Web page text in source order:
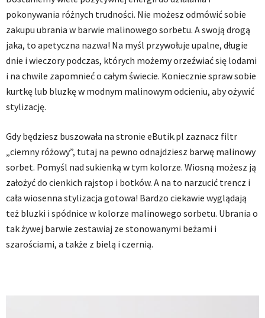
pokonywania różnych trudności. Nie możesz odmówić sobie
zakupu ubrania w barwie malinowego sorbetu. A swoją drogą
jaka, to apetyczna nazwa! Na myśl przywołuje upalne, długie
dnie i wieczory podczas, których możemy orzeźwiać się lodami
i na chwile zapomnieć o całym świecie. Koniecznie spraw sobie
kurtkę lub bluzkę w modnym malinowym odcieniu, aby ożywić
stylizację.
Gdy będziesz buszowała na stronie eButik.pl zaznacz filtr
„ciemny różowy”, tutaj na pewno odnajdziesz barwę malinowy
sorbet. Pomyśl nad sukienką w tym kolorze. Wiosną możesz ją
założyć do cienkich rajstop i botków. A na to narzucić trencz i
cała wiosenna stylizacja gotowa! Bardzo ciekawie wyglądają
też bluzki i spódnice w kolorze malinowego sorbetu. Ubrania o
tak żywej barwie zestawiaj ze stonowanymi beżami i
szarościami, a także z bielą i czernią.